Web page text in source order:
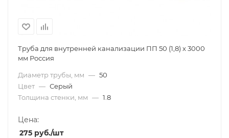
Труба для внутренней канализации ПП 50 (1,8) х 3000
мм Россия
Диаметр трубы, мм — 50
Цвет — Серый
Толщина стенки, мм — 1.8
Цена:
275 руб./шт